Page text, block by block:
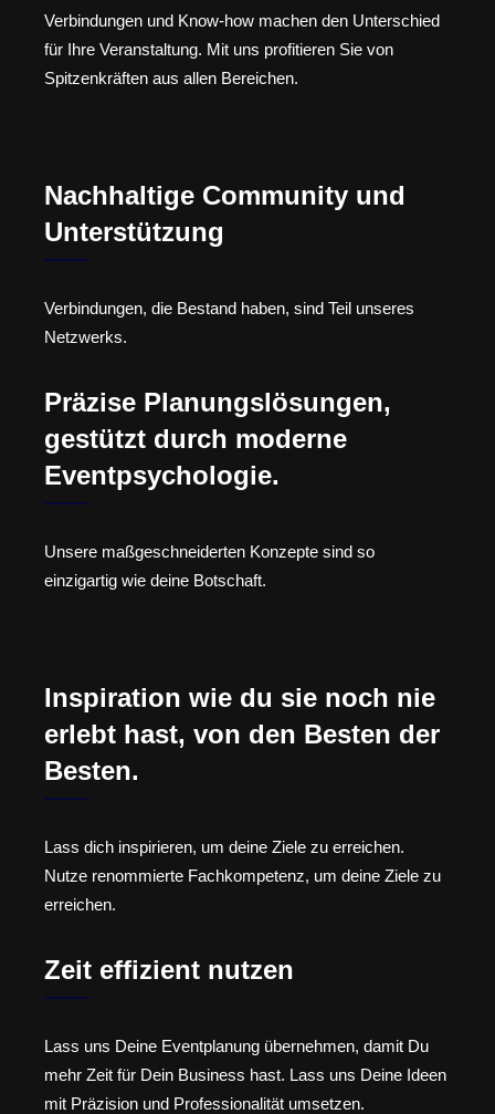
Verbindungen und Know-how machen den Unterschied
für Ihre Veranstaltung. Mit uns profitieren Sie von
Spitzenkräften aus allen Bereichen.
Nachhaltige Community und
Unterstützung
Verbindungen, die Bestand haben, sind Teil unseres
Netzwerks.
Präzise Planungslösungen,
gestützt durch moderne
Eventpsychologie.
Unsere maßgeschneiderten Konzepte sind so
einzigartig wie deine Botschaft.
Inspiration wie du sie noch nie
erlebt hast, von den Besten der
Besten.
Lass dich inspirieren, um deine Ziele zu erreichen.
Nutze renommierte Fachkompetenz, um deine Ziele zu
erreichen.
Zeit effizient nutzen
Lass uns Deine Eventplanung übernehmen, damit Du
mehr Zeit für Dein Business hast. Lass uns Deine Ideen
mit Präzision und Professionalität umsetzen.